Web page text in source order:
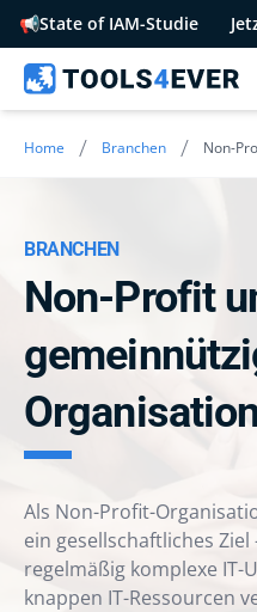
📢State of IAM-Studie
Home / Branchen / Non-
BRANCHEN
Non-Profit
Als Non-Profit-
ein gesellschaftliches
regelmäßig komplexe
knappen IT-Ressourcen